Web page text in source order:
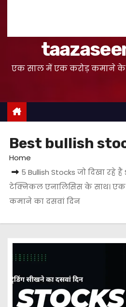
एक साल में एक करोड़ कमाने के
Best bullish
Home
5 Bullish Stocks जो दिखा रहे
टेक्निकल एनालिसिस के साथ।
कमाने का दसवां दिन